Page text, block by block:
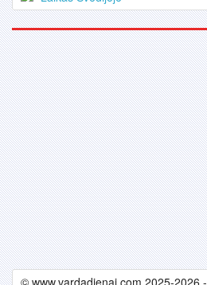
© www.vardadienai.com 2025-2026 -